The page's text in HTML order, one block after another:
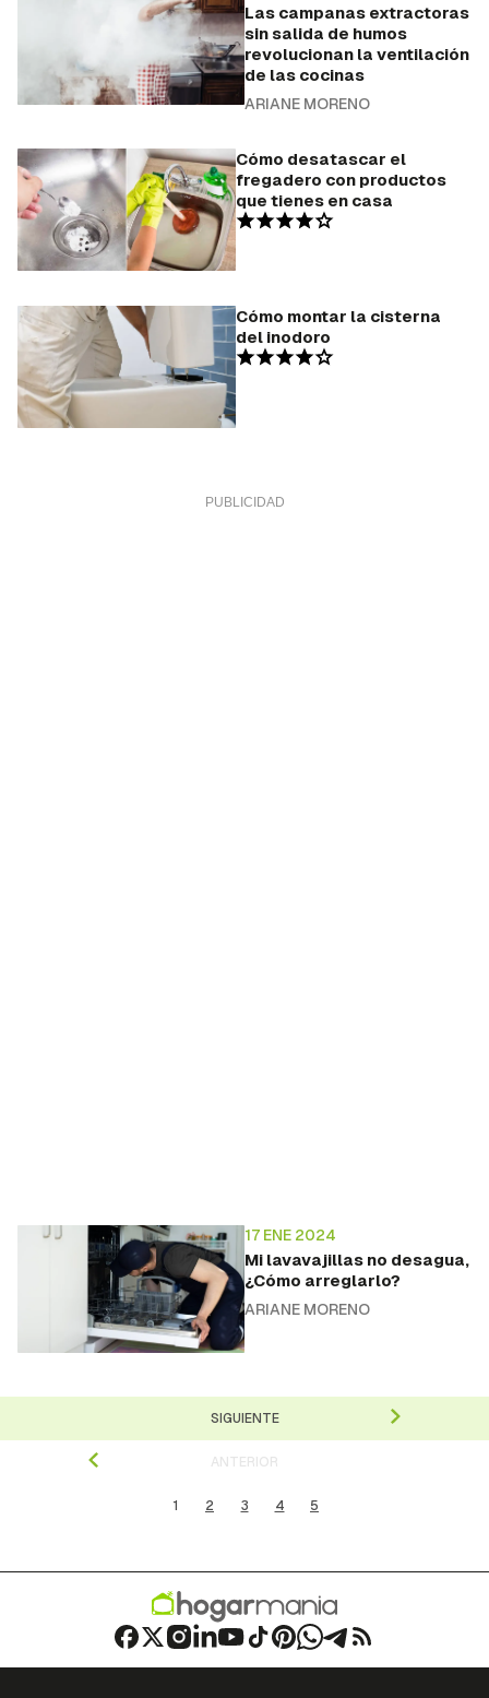
Las campanas extractoras
sin salida de humos
revolucionan la ventilación
de las cocinas
ARIANE MORENO
Cómo desatascar el
fregadero con productos
que tienes en casa
Cómo montar la cisterna
del inodoro
17 ENE 2024
Mi lavavajillas no desagua,
¿Cómo arreglarlo?
ARIANE MORENO
ANTERIOR
1 2 3 4 5
SIGUIENTE